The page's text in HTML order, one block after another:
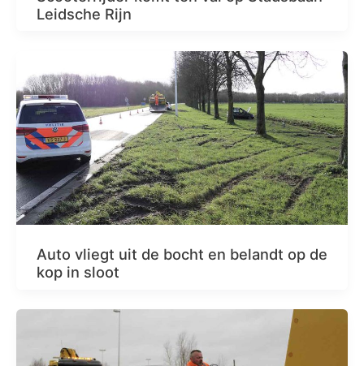
Leidsche Rijn
Auto vliegt uit de bocht en belandt op de
kop in sloot